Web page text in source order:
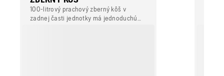
100-litrový prachový zberný kôš v
zadnej časti jednotky má jednoduchú